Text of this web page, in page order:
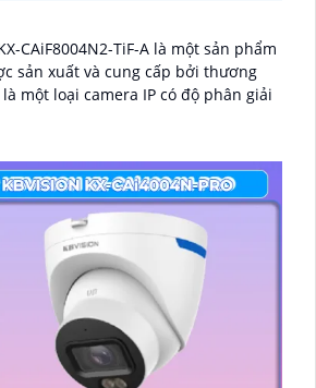
CAiF8004N2-TiF-A là một sản phẩm
sản xuất và cung cấp bởi thương